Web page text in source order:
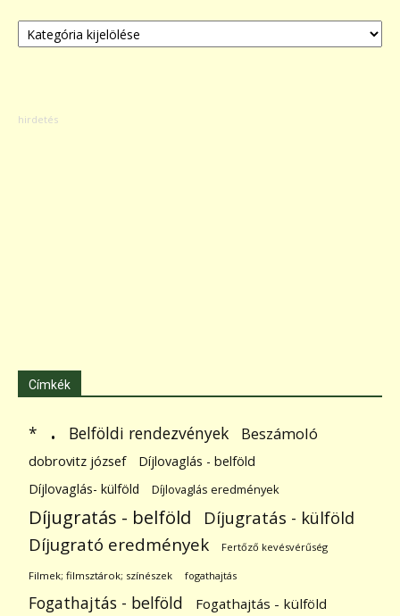
Kategóriák
Címkék
* . Belföldi rendezvények Beszámoló
dobrovitz józsef
Díjlovaglás - belföld
Díjlovaglás- külföld
Díjlovaglás eredmények
Díjugratás - belföld Díjugratás - külföld
Díjugrató eredmények Fertőző kevésvérűség
Filmek; filmsztárok; színészek fogathajtás
Fogathajtás - belföld Fogathajtás - külföld